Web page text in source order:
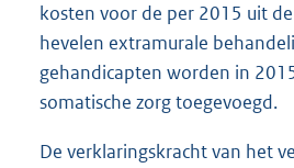
kosten voor de per 2015 uit de
hevelen extramurale
gehandicapten worden in
somatische zorg toegevoegd.
De verklaringskracht van het